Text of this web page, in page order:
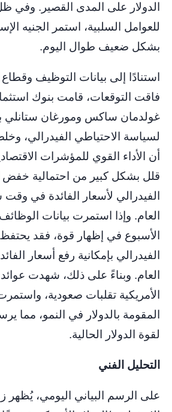
الدولار على المدى القصير. وفي
للعوامل السلبية، استمر الجنيه
بشكل ضعيف طوال اليوم.
استنادًا إلى بيانات التوظيف
فاقت التوقعات، قامت بنوك
غولدمان ساكس ومورغان ستانلي
لسياسة الاحتياطي الفيدرالي،
أن الأداء القوي للمؤشرات
قلل بشكل كبير من احتمالية خفض
الفيدرالي لأسعار الفائدة في
العام. وإذا استمرت بيانات الوظائف
الأسبوع في إظهار قوة، فقد
الفيدرالي بإمكانية رفع أسعار
العام. وبناءً على ذلك، شهدت
الأمريكية تقلبات صعودية،
المقومة بالدولار في النمو، مما
لقوة الدولار الحالية.
التحليل الفني
على الرسم البياني اليومي، يُظهر